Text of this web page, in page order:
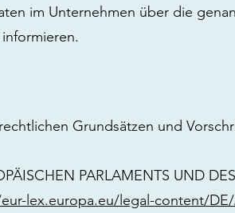
im Unternehmen über die
Grundsätzen und
PARLAMENTS UND
lex.europa.eu/legal-content/DE/